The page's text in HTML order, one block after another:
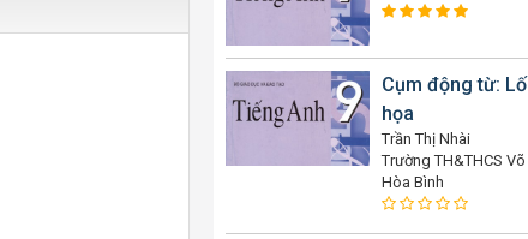
Cụm động từ:
họa
Trần Thị Nhài
Trường TH&THCS Võ
Hòa Bình